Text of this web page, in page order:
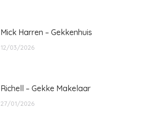
Mick Harren – Gekkenhuis
12/03/2026
Richell – Gekke Makelaar
27/01/2026